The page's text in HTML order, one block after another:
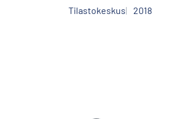
Tilastokeskus 2018